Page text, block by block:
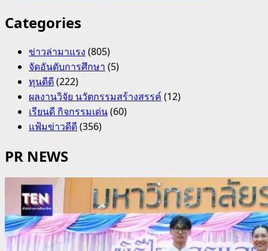
Categories
ข่าวล่ามาแรง (805)
จัดอันดับการศึกษา (5)
ทุนดีดี(222)
ผลงานวิจัย นวัตกรรมสร้างสรรค์(12)
เรียนดี กิจกรรมเด่น(60)
แฟ้มข่าวดีดี(356)
PR NEWS